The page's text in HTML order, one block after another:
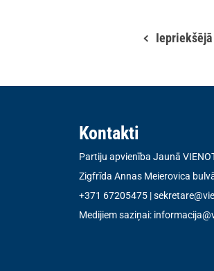
Iepriekšējā
Kontakti
Partiju apvienība Jaunā
Zigfrīda Annas Meierovica
+371 67205475 |
Medijiem saziņai: